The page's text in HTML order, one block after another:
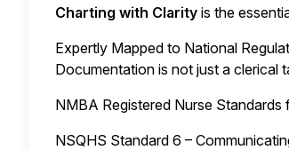
Charting with Clarity is the
Expertly Mapped to National
Documentation is not just a clerical
NMBA Registered Nurse
NSQHS Standard 6 –